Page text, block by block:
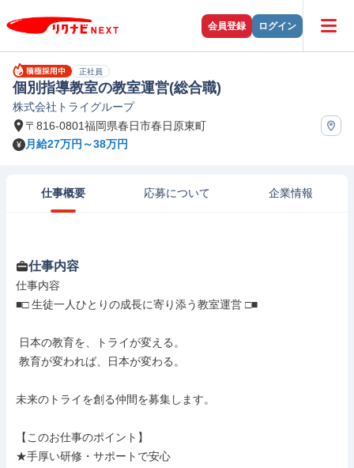
会員登録 ログイン
正社員
個別指導教室の教室運営(総合職)
株式会社トライグループ
〒816-0801福岡県春日市春日原東町
月給27万円～38万円
仕事概要 応募について 企業情報
仕事内容
仕事内容
■□ 生徒一人ひとりの成長に寄り添う教室運営 □■
未来のトライを創る仲間を募集します。
【このお仕事のポイント】
★手厚い研修・サポートで安心